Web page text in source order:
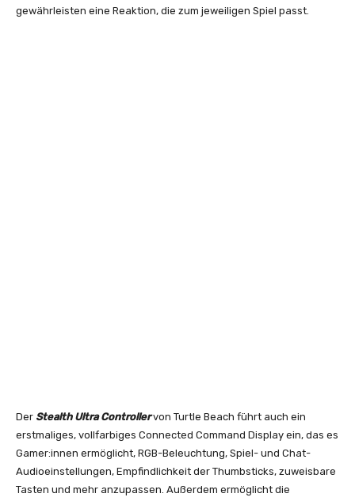
gewährleisten eine Reaktion, die zum jeweiligen Spiel passt.
Der Stealth Ultra Controllervon Turtle Beach führt auch ein
erstmaliges, vollfarbiges Connected Command Display ein, das es
Gamer:innen ermöglicht, RGB-Beleuchtung, Spiel- und Chat-
Audioeinstellungen, Empfindlichkeit der Thumbsticks, zuweisbare
Tasten und mehr anzupassen. Außerdem ermöglicht die